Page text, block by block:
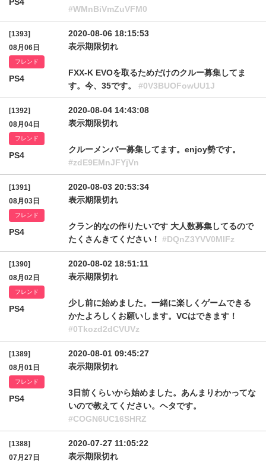
#WMnBiVmZuVFM0
[1393]
08月06日
フレンド
PS4
2020-08-06 18:15:53
表示期限切れ
FXX-K EVOを取るためだけのクルー募集してま
す。今、35です。 #0V3BUOFowUU1J
[1392]
08月04日
フレンド
PS4
2020-08-04 14:43:08
表示期限切れ
クルーメンバー募集してます。enjoy勢です。
#zdE9EMnJFYjVn
[1391]
08月03日
フレンド
PS4
2020-08-03 20:53:34
表示期限切れ
クラン的なの作りたいです 大人数募集してるので
たくさんきてください！ #DQnZ3YVV0MlFz
[1390]
08月02日
フレンド
PS4
2020-08-02 18:51:11
表示期限切れ
少し前に始めました。一緒に楽しくゲームできる
かたよろしくお願いします。VCはできます！
#0Tkozd2dCVUVz
[1389]
08月01日
フレンド
PS4
2020-08-01 09:45:27
表示期限切れ
3日前くらいから始めました。あんまりわかってな
いので教えてください。ヘタです。
#COGN6UC16SHRZ
[1388]
07月27日
2020-07-27 11:05:22
表示期限切れ